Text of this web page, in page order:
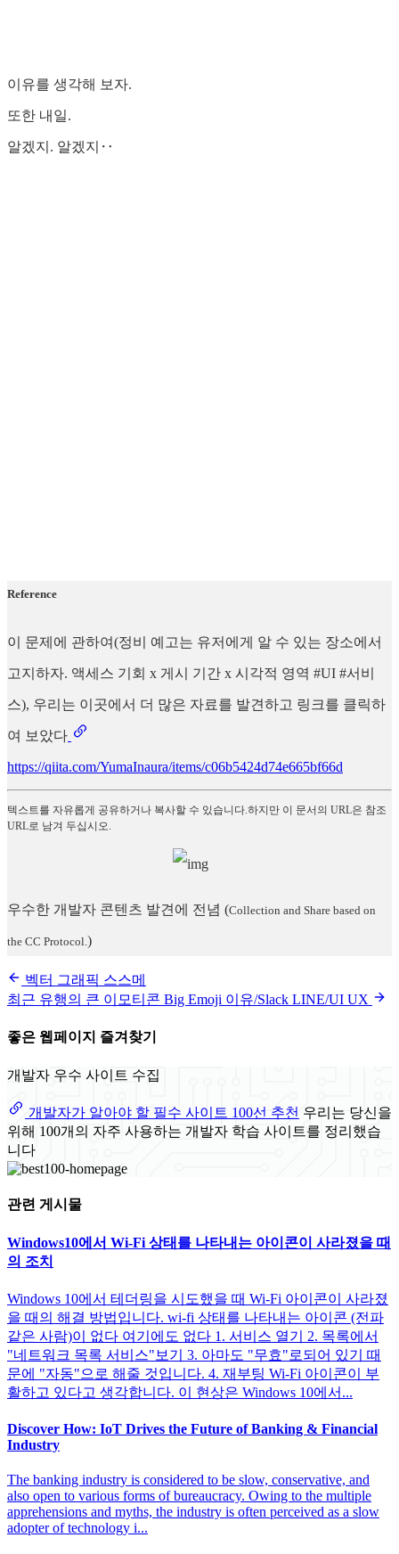
이유를 생각해 보자.
또한 내일.
알겠지. 알겠지‥
Reference
이 문제에 관하여(정비 예고는 유저에게 알 수 있는 장소에서
고지하자. 액세스 기회 x 게시 기간 x 시각적 영역 #UI #서비
스), 우리는 이곳에서 더 많은 자료를 발견하고 링크를 클릭하
여 보았다
https://qiita.com/YumaInaura/items/c06b5424d74e665bf66d
텍스트를 자유롭게 공유하거나 복사할 수 있습니다.하지만 이 문서의 URL은 참조
URL로 남겨 두십시오.
우수한 개발자 콘텐츠 발견에 전념 (Collection and Share based on
the CC Protocol.)
벡터 그래픽 스스메
최근 유행의 큰 이모티콘 Big Emoji 이유/Slack LINE/UI UX
좋은 웹페이지 즐겨찾기
개발자 우수 사이트 수집
개발자가 알아야 할 필수 사이트 100선 추천 우리는 당신을
위해 100개의 자주 사용하는 개발자 학습 사이트를 정리했습
니다
관련 게시물
Windows10에서 Wi-Fi 상태를 나타내는 아이콘이 사라졌을 때
의 조치
Windows 10에서 테더링을 시도했을 때 Wi-Fi 아이콘이 사라졌
을 때의 해결 방법입니다. wi-fi 상태를 나타내는 아이콘 (전파
같은 사람)이 없다 여기에도 없다 1. 서비스 열기 2. 목록에서
"네트워크 목록 서비스"보기 3. 아마도 "무효"로되어 있기 때
문에 "자동"으로 해줄 것입니다. 4. 재부팅 Wi-Fi 아이콘이 부
활하고 있다고 생각합니다. 이 현상은 Windows 10에서...
Discover How: IoT Drives the Future of Banking & Financial
Industry
The banking industry is considered to be slow, conservative, and
also open to various forms of bureaucracy. Owing to the multiple
apprehensions and myths, the industry is often perceived as a slow
adopter of technology i...